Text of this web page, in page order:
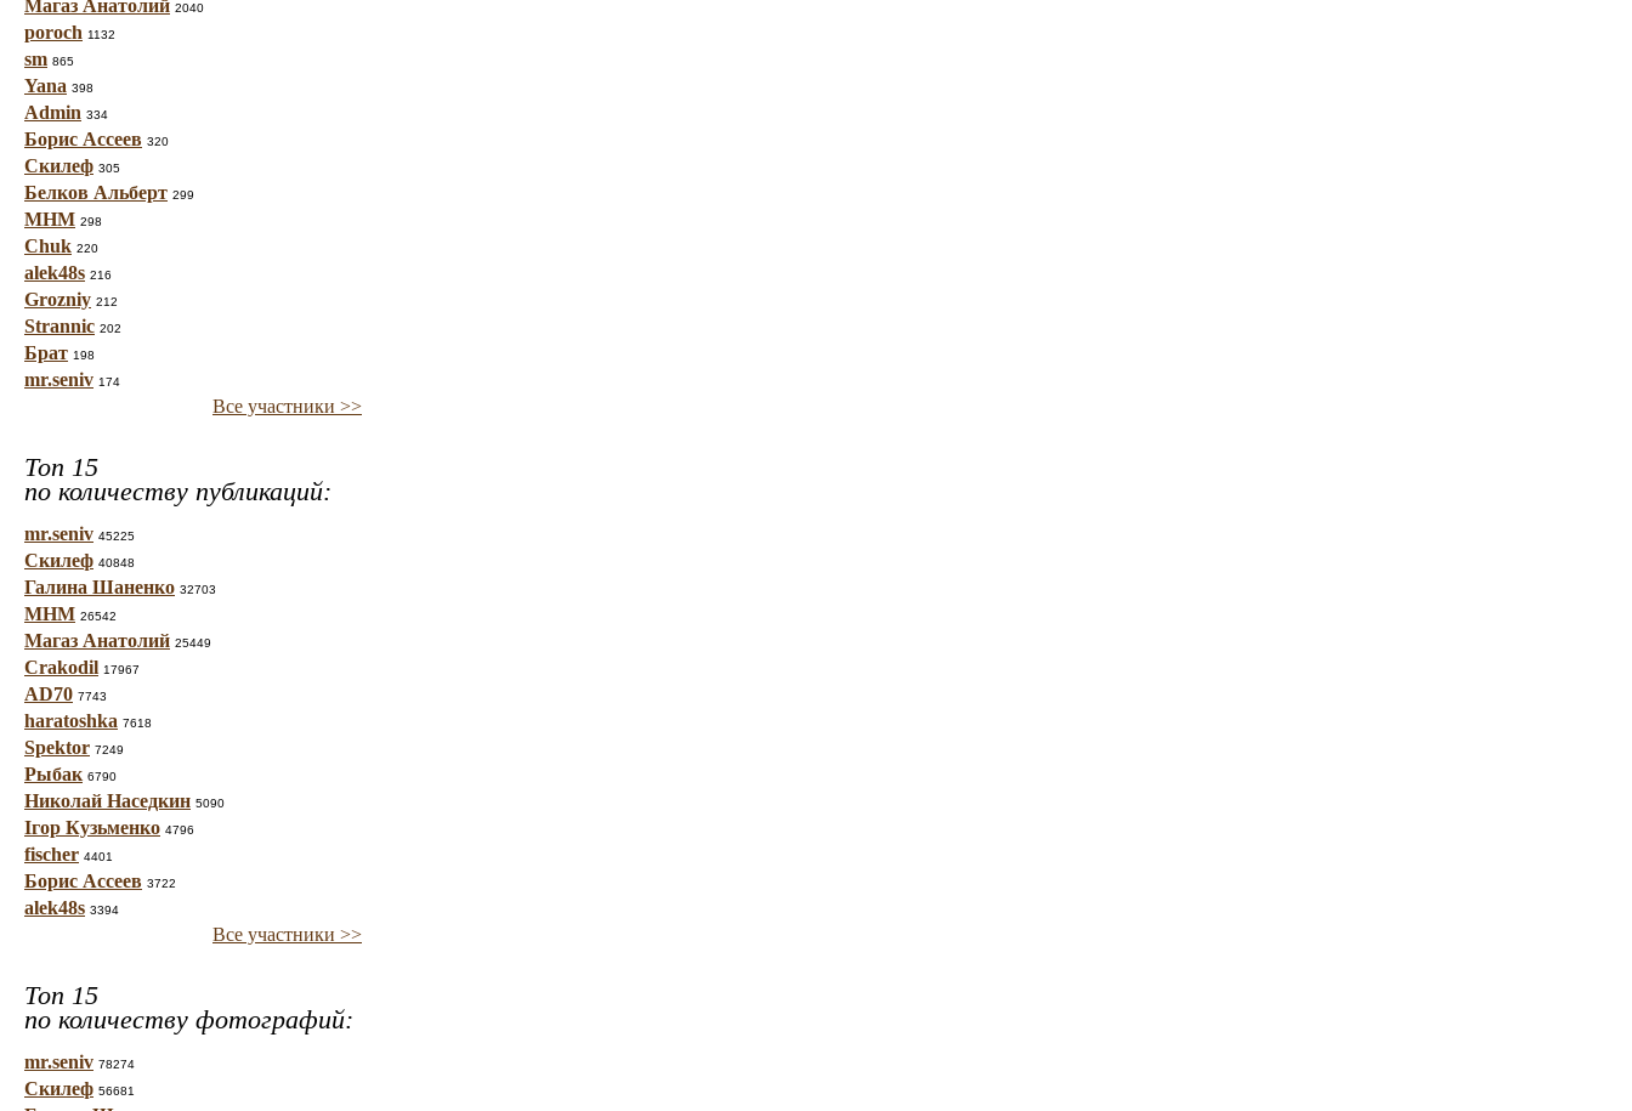
Магаз Анатолий 2040
poroch 1132
sm 865
Yana 398
Admin 334
Борис Ассеев 320
Скилеф 305
Белков Альберт 299
МНМ 298
Chuk 220
alek48s 216
Grozniy 212
Strannic 202
Брат 198
mr.seniv 174
Все участники >>
Топ 15
по количеству публикаций:
mr.seniv 45225
Скилеф 40848
Галина Шаненко 32703
МНМ 26542
Магаз Анатолий 25449
Crakodil 17967
AD70 7743
haratoshka 7618
Spektor 7249
Рыбак 6790
Николай Наседкин 5090
Ігор Кузьменко 4796
fischer 4401
Борис Ассеев 3722
alek48s 3394
Все участники >>
Топ 15
по количеству фотографий:
mr.seniv 78274
Скилеф 56681